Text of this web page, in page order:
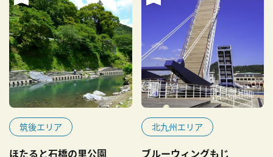
筑後エリア
ほたると石橋の里公園
北九州エリア
ブルーウィングもじ